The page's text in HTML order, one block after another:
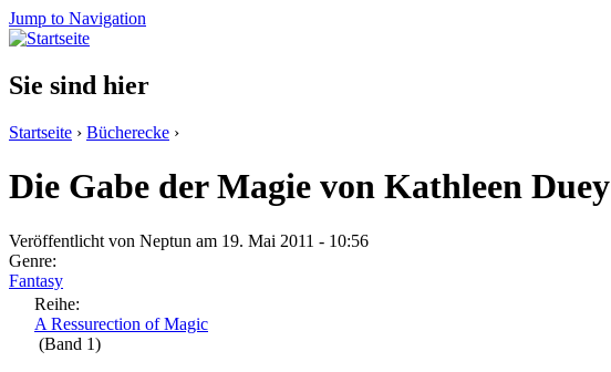
Jump to Navigation
Sie sind hier
Startseite › Bücherecke ›
Die Gabe der Magie von Kathleen Duey
Veröffentlicht von Neptun am 19. Mai 2011 - 10:56
Genre:
Fantasy
Reihe:
A Ressurection of Magic
(Band 1)